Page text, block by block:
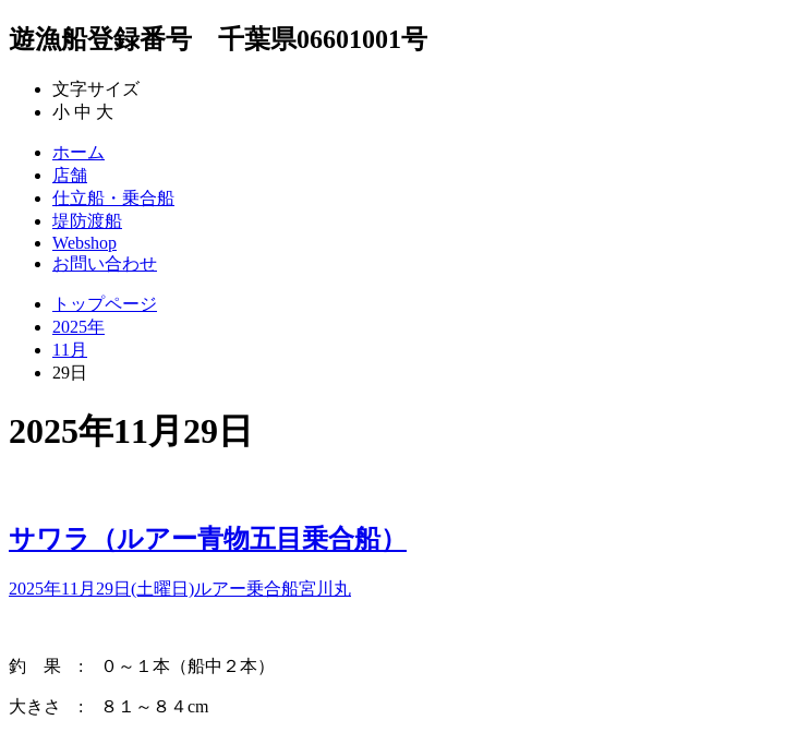
遊漁船登録番号 千葉県06601001号
文字サイズ
小 中 大
ホーム
店舗
仕立船・乗合船
堤防渡船
Webshop
お問い合わせ
トップページ
2025年
11月
29日
2025年11月29日
サワラ（ルアー青物五目乗合船）
2025年11月29日(土曜日)ルアー乗合船宮川丸
釣 果 : ０～１本（船中２本）
大きさ : ８１～８４cm